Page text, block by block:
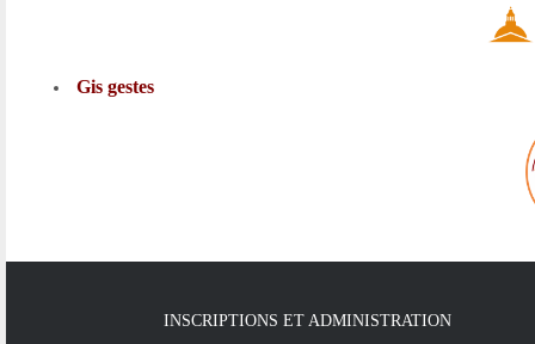
Gis gestes
INSCRIPTIONS ET ADMINISTRATION